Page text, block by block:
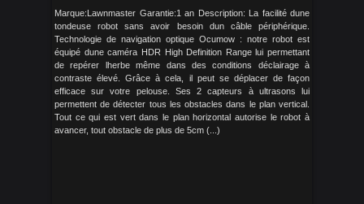
Marque:Lawnmaster Garantie:1 an Description: La facilité dune
tondeuse robot sans avoir besoin dun câble périphérique.
Technologie de navigation optique Ocumow : notre robot est
équipé dune caméra HDR High Definition Range lui permettant
de repérer lherbe même dans des conditions déclairage à
contraste élevé. Grâce à cela, il peut se déplacer de façon
efficace sur votre pelouse. Ses 2 capteurs à ultrasons lui
permettent de détecter tous les obstacles dans le plan vertical.
Tout ce qui est vert dans le plan horizontal autorise le robot à
avancer, tout obstacle de plus de 5cm (...)